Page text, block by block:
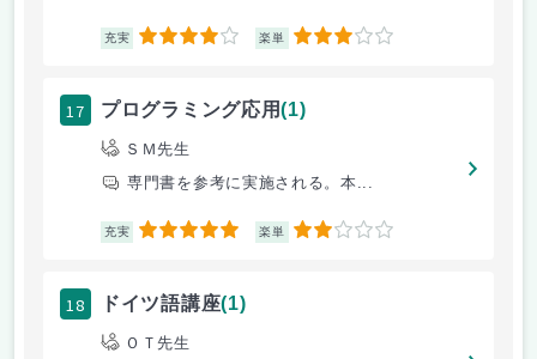
充実 4 楽単 3
17 プログラミング応用(1)
ＳＭ先生
専門書を参考に実施される。本...
充実 5 楽単 2
18 ドイツ語講座(1)
ＯＴ先生